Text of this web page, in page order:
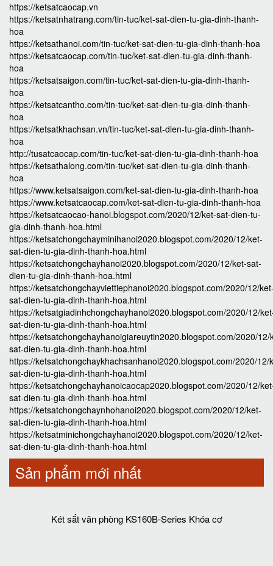
https://ketsatcaocap.vn
https://ketsatnhatrang.com/tin-tuc/ket-sat-dien-tu-gia-dinh-thanh-
hoa
https://ketsathanoi.com/tin-tuc/ket-sat-dien-tu-gia-dinh-thanh-hoa
https://ketsatcaocap.com/tin-tuc/ket-sat-dien-tu-gia-dinh-thanh-
hoa
https://ketsatsaigon.com/tin-tuc/ket-sat-dien-tu-gia-dinh-thanh-
hoa
https://ketsatcantho.com/tin-tuc/ket-sat-dien-tu-gia-dinh-thanh-
hoa
https://ketsatkhachsan.vn/tin-tuc/ket-sat-dien-tu-gia-dinh-thanh-
hoa
http://tusatcaocap.com/tin-tuc/ket-sat-dien-tu-gia-dinh-thanh-hoa
https://ketsathalong.com/tin-tuc/ket-sat-dien-tu-gia-dinh-thanh-
hoa
https://www.ketsatsaigon.com/ket-sat-dien-tu-gia-dinh-thanh-hoa
https://www.ketsatcaocap.com/ket-sat-dien-tu-gia-dinh-thanh-hoa
https://ketsatcaocao-hanoi.blogspot.com/2020/12/ket-sat-dien-tu-
gia-dinh-thanh-hoa.html
https://ketsatchongchayminihanoi2020.blogspot.com/2020/12/ket-
sat-dien-tu-gia-dinh-thanh-hoa.html
https://ketsatchongchayhanoi2020.blogspot.com/2020/12/ket-sat-
dien-tu-gia-dinh-thanh-hoa.html
https://ketsatchongchayviettiephanoi2020.blogspot.com/2020/12/
sat-dien-tu-gia-dinh-thanh-hoa.html
https://ketsatgiadinhchongchayhanoi2020.blogspot.com/2020/12/
sat-dien-tu-gia-dinh-thanh-hoa.html
https://ketsatchongchayhanoigiareuytin2020.blogspot.com/2020/12/
sat-dien-tu-gia-dinh-thanh-hoa.html
https://ketsatchongchaykhachsanhanoi2020.blogspot.com/2020/12/
sat-dien-tu-gia-dinh-thanh-hoa.html
https://ketsatchongchayhanoicaocap2020.blogspot.com/2020/12/
sat-dien-tu-gia-dinh-thanh-hoa.html
https://ketsatchongchaynhohanoi2020.blogspot.com/2020/12/ket-
sat-dien-tu-gia-dinh-thanh-hoa.html
https://ketsatminichongchayhanoi2020.blogspot.com/2020/12/ket-
sat-dien-tu-gia-dinh-thanh-hoa.html
Sản phẩm mới nhất
Két sắt văn phòng KS160B-Series Khóa cơ